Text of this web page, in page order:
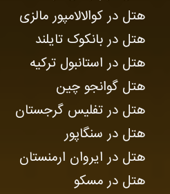
هتل در کوالالامپور مالزی
هتل در بانکوک تایلند
هتل در استانبول ترکیه
هتل گوانجو چین
هتل در تفلیس گرجستان
هتل در سنگاپور
هتل در ایروان ارمنستان
هتل در مسکو